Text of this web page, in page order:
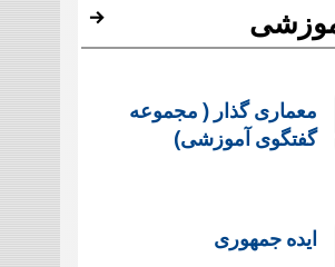
معماری گذار ( مجموعه
گفتگوی آموزشی)
ایده جمهوری